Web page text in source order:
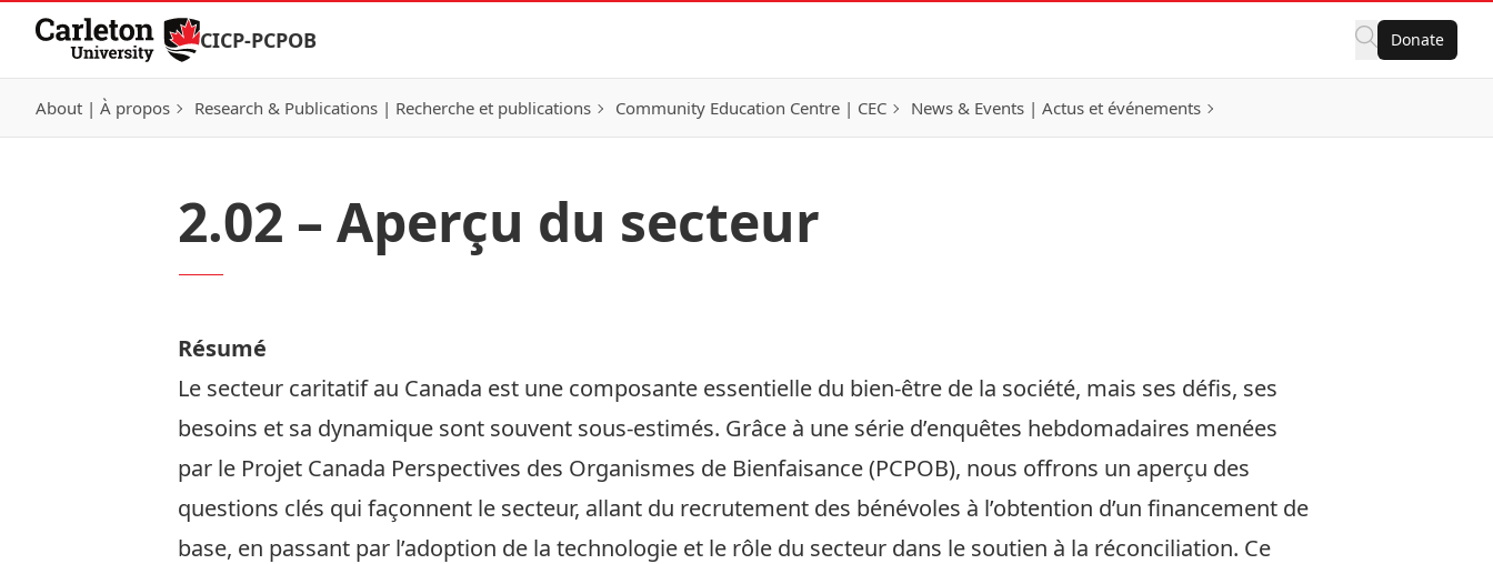
Skip to Content
CICP-PCPOB Donate
About | À propos Research & Publications | Recherche et publications Community Education Centre | CEC News & Events | Actus et événements
2.02 – Aperçu du secteur
Résumé
Le secteur caritatif au Canada est une composante essentielle du bien-être de la société, mais ses défis, ses
besoins et sa dynamique sont souvent sous-estimés. Grâce à une série d’enquêtes hebdomadaires menées
par le Projet Canada Perspectives des Organismes de Bienfaisance (PCPOB), nous offrons un aperçu des
questions clés qui façonnent le secteur, allant du recrutement des bénévoles à l’obtention d’un financement de
base, en passant par l’adoption de la technologie et le rôle du secteur dans le soutien à la réconciliation. Ce